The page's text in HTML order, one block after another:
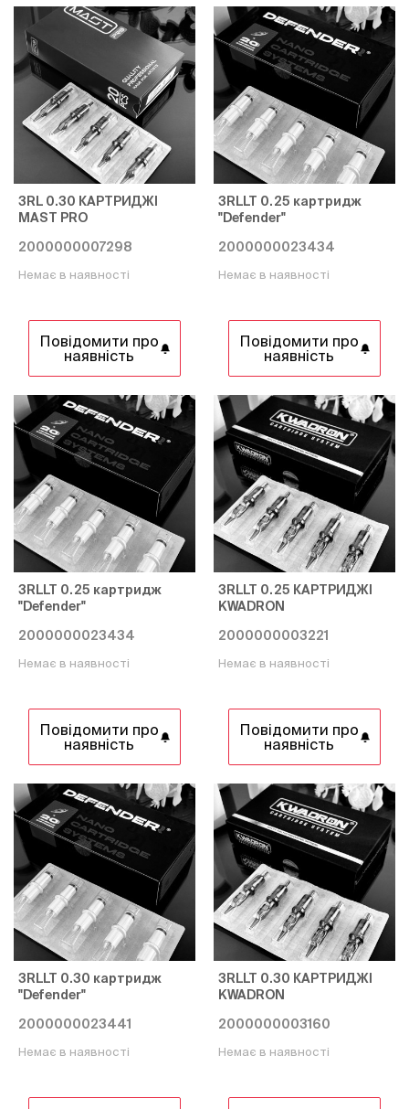
3RL 0.30 КАРТРИДЖІ
MAST PRO
2000000007298
Немає в наявності
Повідомити про
наявність
3RLLT 0.25 картридж
"Defender"
2000000023434
Немає в наявності
Повідомити про
наявність
3RLLT 0.25 картридж
"Defender"
2000000023434
Немає в наявності
Повідомити про
наявність
3RLLT 0.25 КАРТРИДЖІ
KWADRON
2000000003221
Немає в наявності
Повідомити про
наявність
3RLLT 0.30 картридж
"Defender"
2000000023441
Немає в наявності
3RLLT 0.30 КАРТРИДЖІ
KWADRON
2000000003160
Немає в наявності